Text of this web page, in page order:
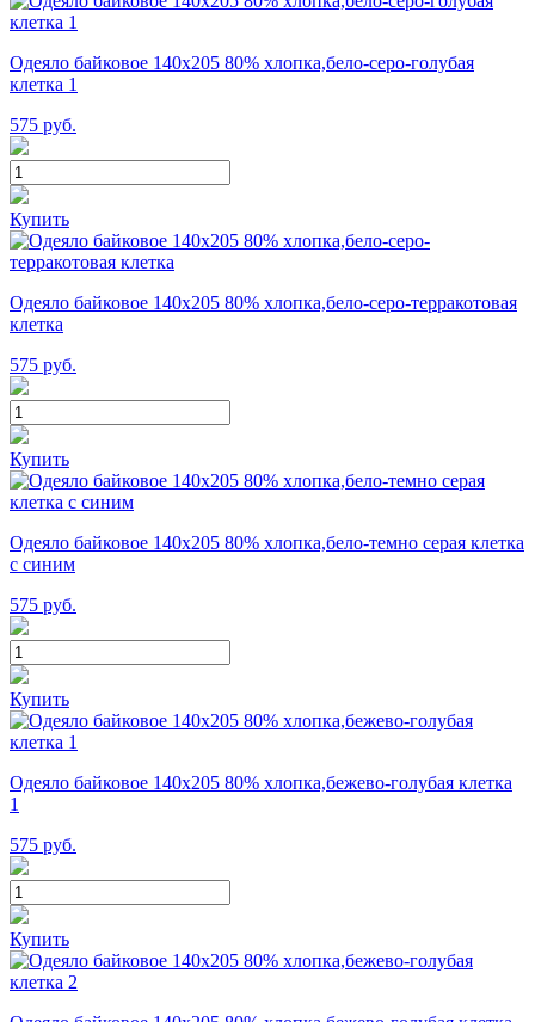
Одеяло байковое 140х205 80% хлопка,бело-серо-голубая
клетка 1
575 руб.
Купить
Одеяло байковое 140х205 80% хлопка,бело-серо-терракотовая
клетка
575 руб.
Купить
Одеяло байковое 140х205 80% хлопка,бело-темно серая клетка
с синим
575 руб.
Купить
Одеяло байковое 140х205 80% хлопка,бежево-голубая клетка
1
575 руб.
Купить